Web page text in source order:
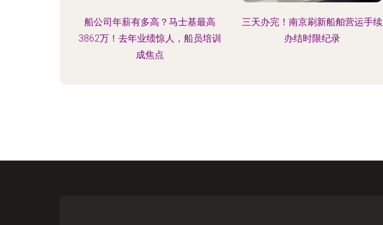
船公司年薪有多高？马士基最高
3862万！去年业绩惊人，船员培训
成焦点
三天办完！南京刷新船舶营运手续
办结时限纪录